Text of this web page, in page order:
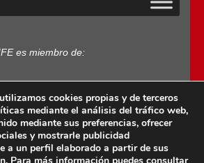
es miembro de:
· AEDEM-Asociación española de
cookies propias y de terceros
mediante el análisis del tráfico web,
mediante sus preferencias, ofrecer
y mostrarle publicidad
a un perfil elaborado a partir de sus